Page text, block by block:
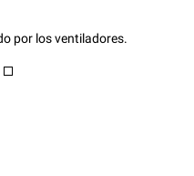
por los ventiladores.